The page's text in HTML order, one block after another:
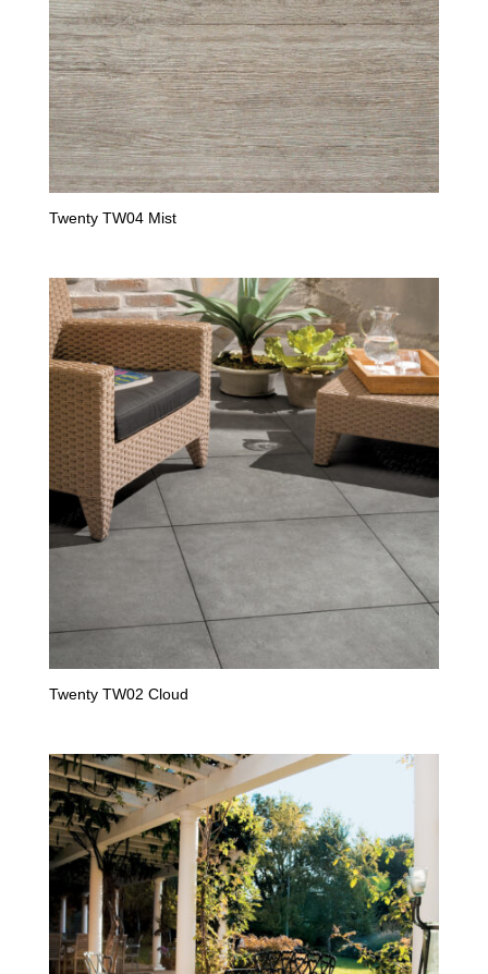
Twenty TW04 Mist
Twenty TW02 Cloud